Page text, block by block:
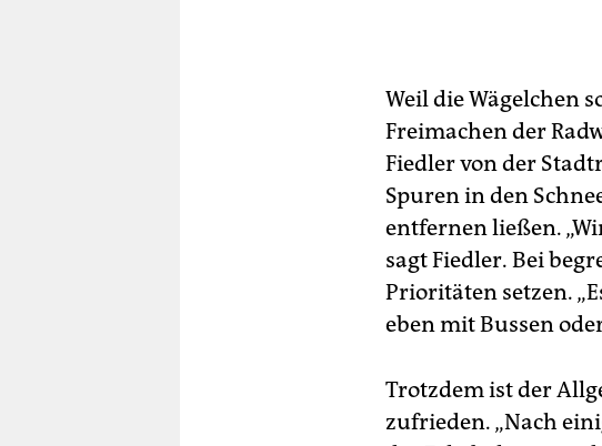
Mitte gab es
als mit Firmen.
räumen lassen.
Weil die Wägelchen
Freimachen der
Fiedler von der
Spuren in den
entfernen ließen.
sagt Fiedler. Bei
Prioritäten setzen.
eben mit Bussen
Trotzdem ist der
zufrieden. „Nach